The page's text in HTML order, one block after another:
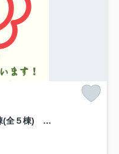
【新築】大泉町寄木戸第17 ４号棟(全５棟) クレイドルガーデン 新築建売分譲